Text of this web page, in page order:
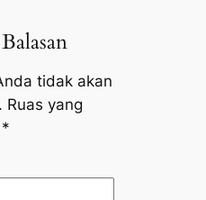
tidak akan
Ruas yang
*